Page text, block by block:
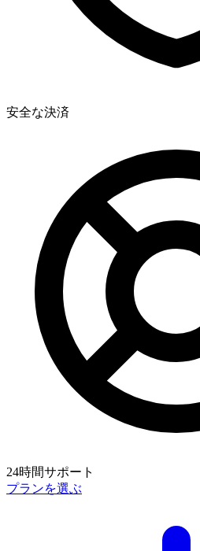
安全な決済
24時間サポート
プランを選ぶ